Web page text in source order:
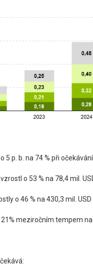
5 p. b. na 74 % při
o 53 % na 78,4 mil.
o 46 % na 430,3 mil.
meziročním tempem